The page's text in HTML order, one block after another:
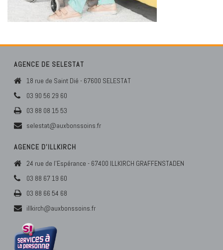
AGENCE DE SELESTAT
18 rue de Saint Dié - 67600 SELESTAT
03 90 56 29 60
03 88 08 15 53
selestat@auxbonssoins.fr
AGENCE D’ILLKIRCH
24 rue de l'Espérance - 67400 ILLKIRCH GRAFFENSTADEN
03 88 67 19 60
03 88 66 54 68
illkirch@auxbonssoins.fr